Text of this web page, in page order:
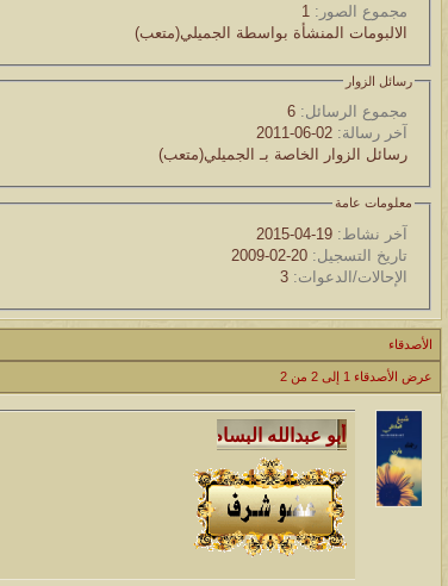
مجموع الصور:
الالبومات المنشأة بواسطة الجميلي(متعب)
رسائل الزوار
مجموع الرسائل:
آخر رسالة:
رسائل الزوار الخاصة بـ الجميلي(متعب)
معلومات عامة
آخر نشاط:
تاريخ التسجيل:
الإحالات/الدعوات:
الأصدقاء
عرض الأصدقاء 1 إلى 2 من 2